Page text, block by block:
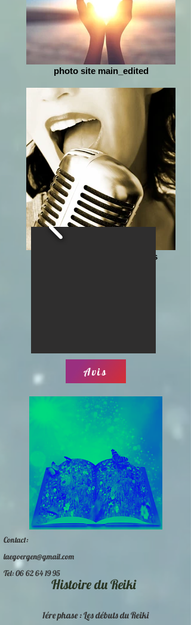
photo site main_edited
Cours de Chant Individuels
Avis
1ére phase : Les débuts du Reiki
Histoire du Reiki
Contact:
laegoergen@gmail.com
Tel:06 62 64 19 95